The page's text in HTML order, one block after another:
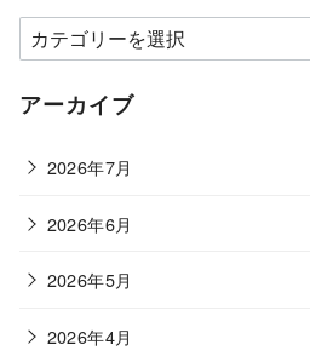
カ
テ
ゴ
ー
アーカイブ
2026年7月
2026年6月
2026年5月
2026年4月